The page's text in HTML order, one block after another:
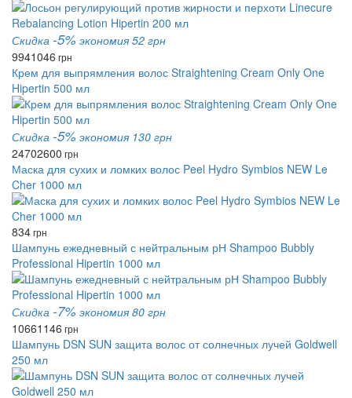
Скидка -5% экономия 52 грн
9941046 грн
Крем для выпрямления волос Straightening Cream Only One
Hipertin 500 мл
Скидка -5% экономия 130 грн
24702600 грн
Маска для сухих и ломких волос Peel Hydro Symbios NEW Le
Cher 1000 мл
834грн
Шампунь ежедневный с нейтральным рН Shampoo Bubbly
Professional Hipertin 1000 мл
Скидка -7% экономия 80 грн
10661146 грн
Шампунь DSN SUN защита волос от солнечных лучей Goldwell
250 мл